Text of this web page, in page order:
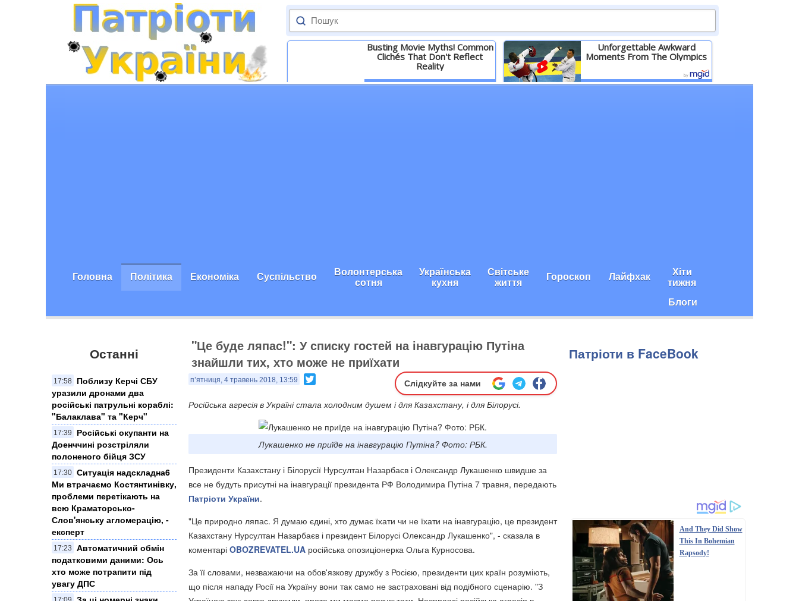
Busting Movie Myths! Common
Clichés That Don't Reflect
Reality
Детальніше
Unforgettable Awkward
Moments From The Olympics
Детальніше
Головна Політика Економіка Суспільство Волонтерська
сотня
Українська
кухня
Світське
життя Гороскоп Лайфхак Хіти
тижня
Блоги
Останні
17:58
Поблизу Керчі СБУ
уразили дронами два
російські патрульні кораблі:
"Балаклава" та "Керч"
17:39
Російські окупанти на
Доенччині розстріляли
полоненого бійця ЗСУ
17:30 Ситуація надскладна6
Ми втрачаємо Костянтинівку,
проблеми перетікають на
всю Краматорсько-
Слов'янську агломерацію, -
експерт
17:23
Автоматичний обмін
податковими даними: Ось
хто може потрапити під
увагу ДПС
"Це буде ляпас!": У списку гостей на інавгурацію Путіна
знайшли тих, хто може не приїхати
п’ятниця, 4 травень 2018, 13:59 Слідкуйте за нами
Російська агресія в Україні стала холодним душем і для Казахстану, і для Білорусі.
Лукашенко не приїде на інавгурацію Путіна? Фото: РБК.
Президенти Казахстану і Білорусії Нурсултан Назарбаєв і Олександр Лукашенко швидше за
все не будуть присутні на інавгурації президента РФ Володимира Путіна 7 травня, передають
Патріоти України.
"Це природно ляпас. Я думаю єдині, хто думає їхати чи не їхати на інавгурацію, це президент
Казахстану Нурсултан Назарбаєв і президент Білорусі Олександр Лукашенко", - сказала в
коментарі OBOZREVATEL.UA російська опозиціонерка Ольга Курносова.
За її словами, незважаючи на обов'язкову дружбу з Росією, президенти цих країн розуміють,
що після нападу Росії на Україну вони так само не застраховані від подібного сценарію. "З
Патріоти в FaceBook
And They Did Show
This In Bohemian
Rapsody!